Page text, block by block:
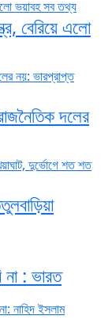
বেরিয়ে এলো
দলের
: ভারত